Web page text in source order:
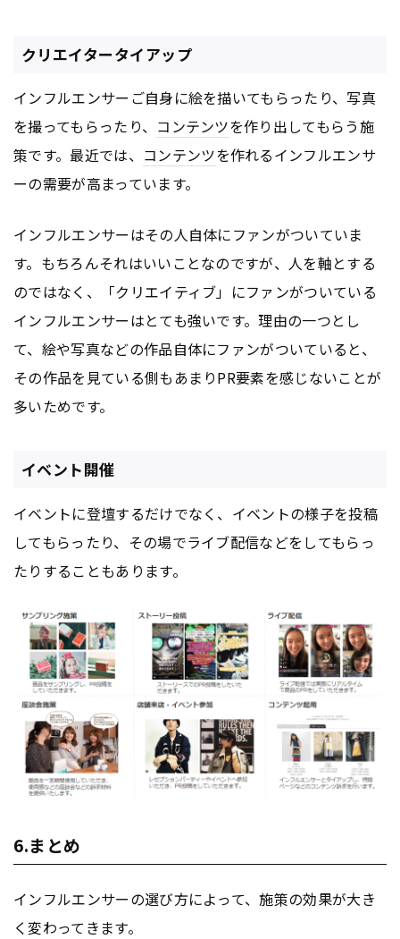
クリエイタータイアップ
インフルエンサーご自身に絵を描いてもらったり、写真
を撮ってもらったり、 コンテンツを作り出してもらう施
策です。最近では、 コンテンツを作れるインフルエンサ
ーの需要が高まっています。
インフルエンサーはその人自体にファンがついていま
す。もちろんそれはいいことなのですが、人を軸とする
のではなく、「クリエイティブ」にファンがついている
インフルエンサーはとても強いです。理由の一つとし
て、絵や写真などの作品自体にファンがついていると、
その作品を見ている側もあまりPR要素を感じないことが
多いためです。
イベント開催
イベントに登壇するだけでなく、イベントの様子を投稿
してもらったり、その場でライブ配信などをしてもらっ
たりすることもあります。
6.まとめ
インフルエンサーの選び方によって、施策の効果が大き
く変わってきます。